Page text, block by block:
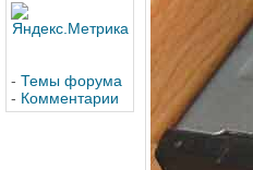
- Темы форума
- Комментарии